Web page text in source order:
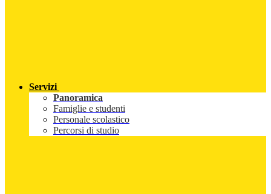
Servizi
Panoramica
Famiglie e studenti
Personale scolastico
Percorsi di studio